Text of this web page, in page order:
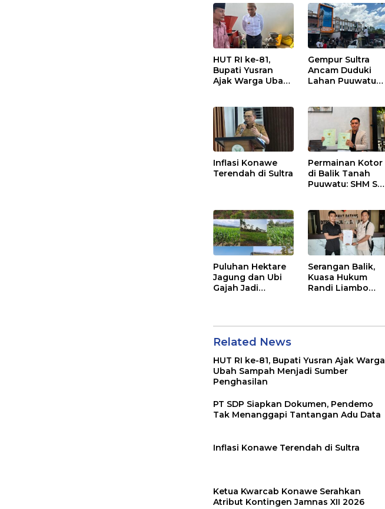
HUT RI ke-81,
Bupati Yusran
Ajak Warga Ubah
Penghasilan
Gempur Sultra
Ancam Duduki
Lahan Puuwatu
Inflasi Konawe
Terendah di Sultra
Permainan Kotor
di Balik Tanah
Puuwatu: SHM Sah
Mafia
Puluhan Hektare
Jagung dan Ubi
Gajah Jadi
Tirawuta
Serangan Balik,
Kuasa Hukum
Randi Liambo
Related News
HUT RI ke-81, Bupati Yusran Ajak Warga
Ubah Sampah Menjadi Sumber
Penghasilan
PT SDP Siapkan Dokumen, Pendemo
Tak Menanggapi Tantangan Adu Data
Inflasi Konawe Terendah di Sultra
Ketua Kwarcab Konawe Serahkan
Atribut Kontingen Jamnas XII 2026